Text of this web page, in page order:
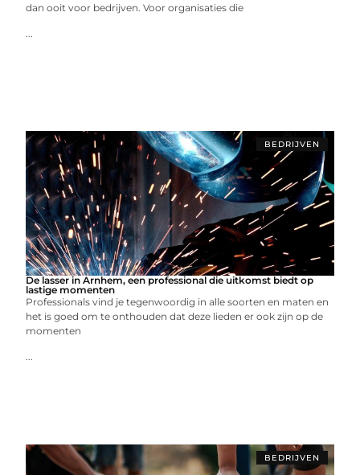
dan ooit voor bedrijven. Voor organisaties die
...
BEDRIJVEN
De lasser in Arnhem, een professional die uitkomst biedt op
lastige momenten
Professionals vind je tegenwoordig in alle soorten en maten en
het is goed om te onthouden dat deze lieden er ook zijn op de
momenten
...
BEDRIJVEN